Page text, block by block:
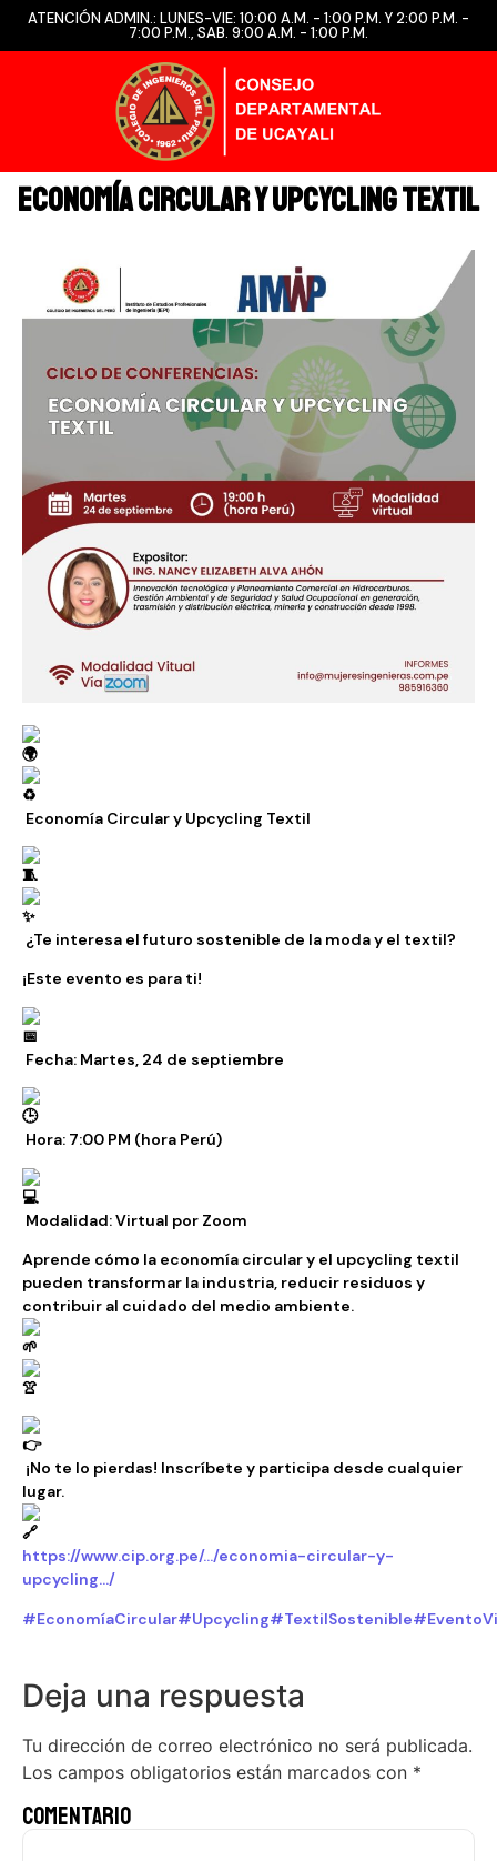
ATENCIÓN ADMIN.: LUNES-VIE: 10:00 A.M. - 1:00 P.M. Y 2:00 P.M. -
7:00 P.M., SAB. 9:00 A.M. - 1:00 P.M.
Economía Circular y Upcycling Textil
Economía Circular y Upcycling Textil
¿Te interesa el futuro sostenible de la moda y el textil?
¡Este evento es para ti!
Fecha: Martes, 24 de septiembre
Hora: 7:00 PM (hora Perú)
Modalidad: Virtual por Zoom
Aprende cómo la economía circular y el upcycling textil
pueden transformar la industria, reducir residuos y
contribuir al cuidado del medio ambiente.
¡No te lo pierdas! Inscríbete y participa desde cualquier
lugar.
https://www.cip.org.pe/…/economia-circular-y-
upcycling…/
#EconomíaCircular#Upcycling#TextilSostenible
Deja una respuesta
Tu dirección de correo electrónico no será publicada.
Los campos obligatorios están marcados con *
Comentario